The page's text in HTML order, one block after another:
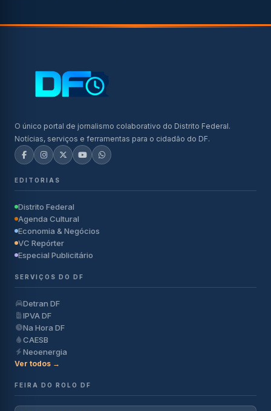
O único portal de jornalismo colaborativo do Distrito Federal.
Notícias, serviços e ferramentas para o cidadão do DF.
EDITORIAS
Distrito Federal
Agenda Cultural
Economia & Negócios
VC Repórter
Especial Publicitário
SERVIÇOS DO DF
Detran DF
IPVA DF
Na Hora DF
CAESB
Neoenergia
Ver todos →
FEIRA DO ROLO DF